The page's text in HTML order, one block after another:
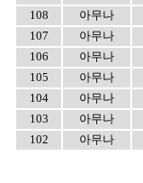
108
아무나
107
아무나
106
아무나
105
아무나
104
아무나
103
아무나
102
아무나